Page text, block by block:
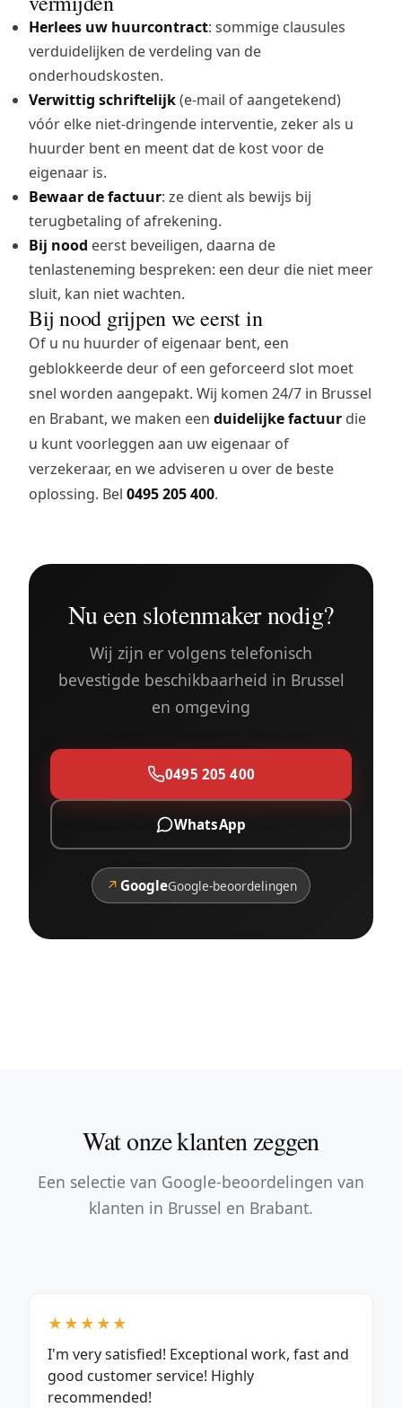
Herlees uw huurcontract: sommige clausules
verduidelijken de verdeling van de
onderhoudskosten.
Verwittig schriftelijk(e-mail of aangetekend)
vóór elke niet-dringende interventie, zeker als u
huurder bent en meent dat de kost voor de
eigenaar is.
Bewaar de factuur: ze dient als bewijs bij
terugbetaling of afrekening.
Bij nood eerst beveiligen, daarna de
tenlasteneming bespreken: een deur die niet meer
sluit, kan niet wachten.
Bij nood grijpen we eerst in
Of u nu huurder of eigenaar bent, een
geblokkeerde deur of een geforceerd slot moet
snel worden aangepakt. Wij komen 24/7 in Brussel
en Brabant, we maken een duidelijke factuur die
u kunt voorleggen aan uw eigenaar of
verzekeraar, en we adviseren u over de beste
oplossing. Bel 0495 205 400.
Nu een slotenmaker nodig?
Wij zijn er volgens telefonisch
bevestigde beschikbaarheid in Brussel
en omgeving
0495 205 400
WhatsApp
↗ GoogleGoogle-beoordelingen
Wat onze klanten zeggen
Een selectie van Google-beoordelingen van
klanten in Brussel en Brabant.
★★★★★
I'm very satisfied! Exceptional work, fast and
good customer service! Highly
recommended!